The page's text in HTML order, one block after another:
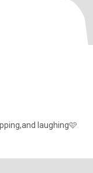
laughing🩷